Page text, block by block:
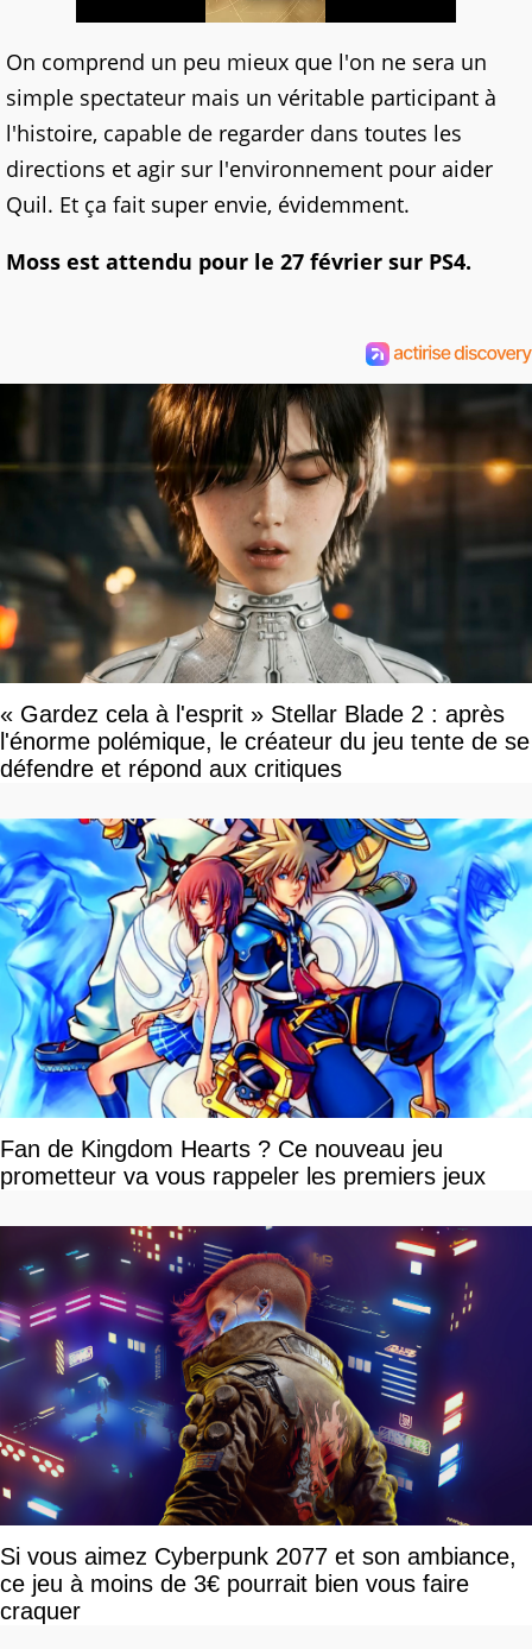
On comprend un peu mieux que l'on ne sera un
simple spectateur mais un véritable participant à
l'histoire, capable de regarder dans toutes les
directions et agir sur l'environnement pour aider
Quil. Et ça fait super envie, évidemment.
Moss est attendu pour le 27 février sur PS4.
« Gardez cela à l'esprit » Stellar Blade 2 : après
l'énorme polémique, le créateur du jeu tente de se
défendre et répond aux critiques
Fan de Kingdom Hearts ? Ce nouveau jeu
prometteur va vous rappeler les premiers jeux
Si vous aimez Cyberpunk 2077 et son ambiance,
ce jeu à moins de 3€ pourrait bien vous faire
craquer